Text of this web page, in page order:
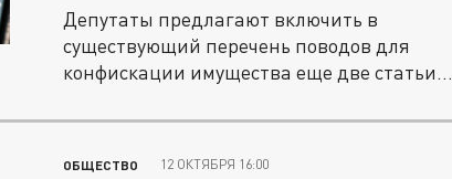
Депутаты предлагают включить в
существующий перечень поводов для
конфискации имущества еще две статьи...
ОБЩЕСТВО 12 ОКТЯБРЯ 16:00